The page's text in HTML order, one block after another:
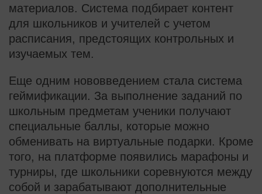
материалов. Система подбирает контент
для школьников и учителей с учетом
расписания, предстоящих контрольных и
изучаемых тем.
Еще одним нововведением стала система
геймификации. За выполнение заданий по
школьным предметам ученики получают
специальные баллы, которые можно
обменивать на виртуальные подарки. Кроме
того, на платформе появились марафоны и
турниры, где школьники соревнуются между
собой и зарабатывают дополнительные